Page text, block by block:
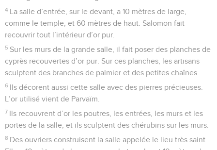
4 La salle d’entrée, sur le devant, a 10 mètres de large,
comme le temple, et 60 mètres de haut. Salomon fait
recouvrir tout l’intérieur d’or pur.
5 Sur les murs de la grande salle, il fait poser des planches de
cyprès recouvertes d’or pur. Sur ces planches, les artisans
sculptent des branches de palmier et des petites chaînes.
6 Ils décorent aussi cette salle avec des pierres précieuses.
L’or utilisé vient de Parvaïm.
7 Ils recouvrent d’or les poutres, les entrées, les murs et les
portes de la salle, et ils sculptent des chérubins sur les murs.
8 Des ouvriers construisent la salle appelée le lieu très saint.